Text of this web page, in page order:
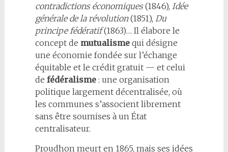
contradictions économiques(1846), Idée
générale de la révolution(1851), Du
principe fédératif(1863)… Il élabore le
concept de mutualismequi désigne
une économie fondée sur l’échange
équitable et le crédit gratuit — et celui
de fédéralisme: une organisation
politique largement décentralisée, où
les communes s’associent librement
sans être soumises à un État
centralisateur.
Proudhon meurt en 1865, mais ses idées